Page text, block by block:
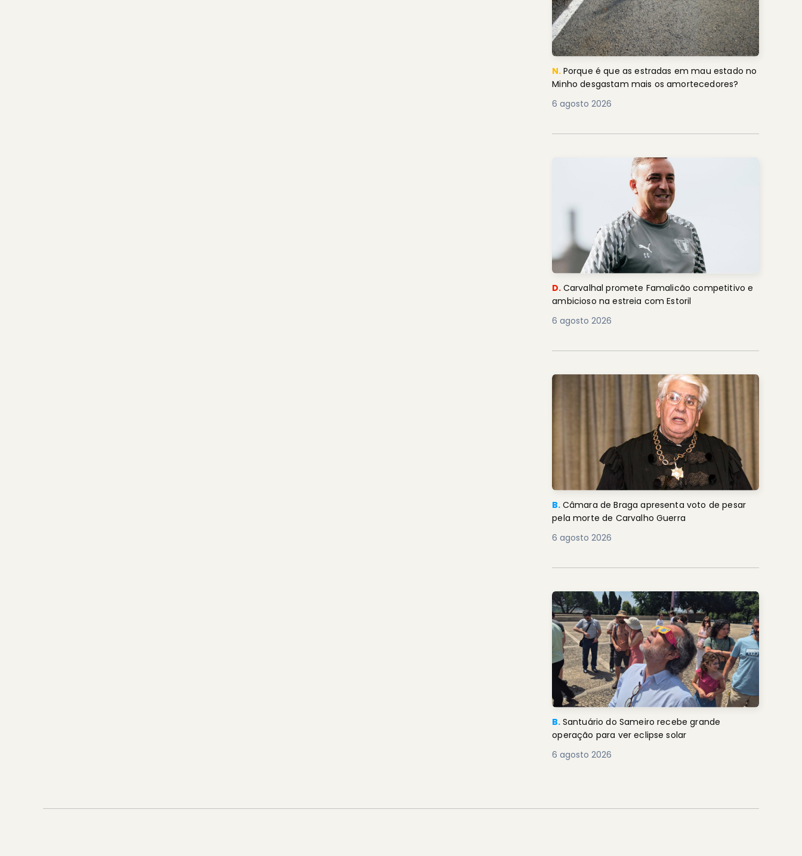
N. Porque é que as estradas em mau estado no
Minho desgastam mais os amortecedores?
6 agosto 2026
D. Carvalhal promete Famalicão competitivo e
ambicioso na estreia com Estoril
6 agosto 2026
B. Câmara de Braga apresenta voto de pesar
pela morte de Carvalho Guerra
6 agosto 2026
B. Santuário do Sameiro recebe grande
operação para ver eclipse solar
6 agosto 2026